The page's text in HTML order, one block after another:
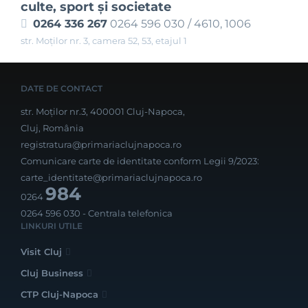
culte, sport şi societate
0264 336 267 0264 596 030 / 4610, 1006
str. Moților nr. 3, camera 52, 53, etajul 1
DATE DE CONTACT
str. Moților nr.3, 400001 Cluj-Napoca,
Cluj, România
registratura@primariaclujnapoca.ro
Comunicare carte de identitate conform Legii 9/2023:
carte_identitate@primariaclujnapoca.ro
0264984
0264 596 030 - Centrala telefonica
LINKURI UTILE
Visit Cluj
Cluj Business
CTP Cluj-Napoca